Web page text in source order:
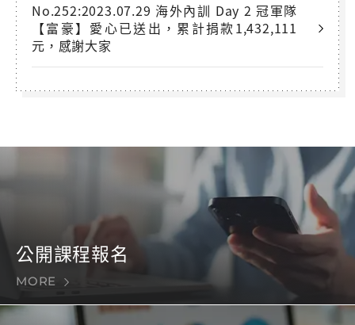
No.252:2023.07.29 海外內訓 Day 2 冠軍隊
【富豪】愛心已送出，累計捐款1,432,111
元，感謝大家
公開課程報名
MORE